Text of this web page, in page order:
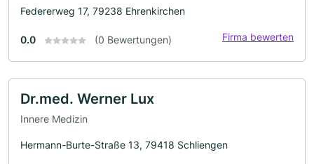
Federerweg 17, 79238 Ehrenkirchen
0.0 (0 Bewertungen) Firma bewerten
Dr.med. Werner Lux
Innere Medizin
Hermann-Burte-Straße 13, 79418 Schliengen